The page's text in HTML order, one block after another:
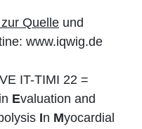
und
www.iqwig.de
IT-TIMI 22 =
Evaluation and
In Myocardial